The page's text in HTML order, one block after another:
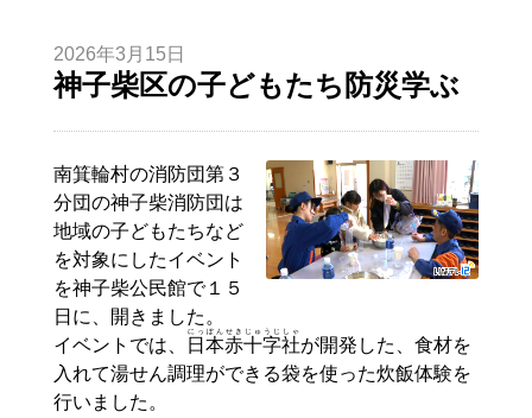
2026年3月15日
神子柴区の子どもたち防災学ぶ
南箕輪村の消防団第３
分団の神子柴消防団は
地域の子どもたちなど
を対象にしたイベント
を神子柴公民館で１５
日に、開きました。
イベントでは、
日本
にっぽん
赤十字社
せきじゅうじしゃ
が開発した、食材を
入れて湯せん調理ができる袋を使った炊飯体験を
行いました。